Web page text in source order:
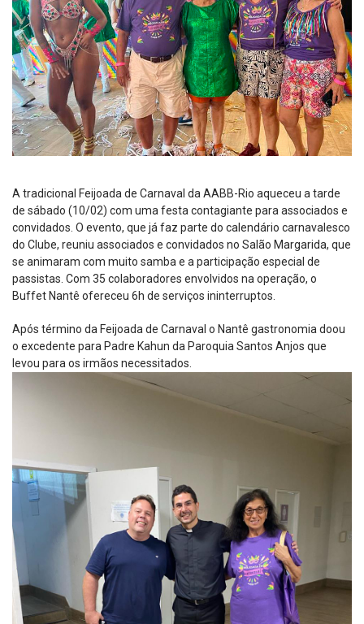
A tradicional Feijoada de Carnaval da AABB-Rio aqueceu a tarde
de sábado (10/02) com uma festa contagiante para associados e
convidados. O evento, que já faz parte do calendário carnavalesco
do Clube, reuniu associados e convidados no Salão Margarida, que
se animaram com muito samba e a participação especial de
passistas. Com 35 colaboradores envolvidos na operação, o
Buffet Nantê ofereceu 6h de serviços ininterruptos.
Após término da Feijoada de Carnaval o Nantê gastronomia doou
o excedente para Padre Kahun da Paroquia Santos Anjos que
levou para os irmãos necessitados.